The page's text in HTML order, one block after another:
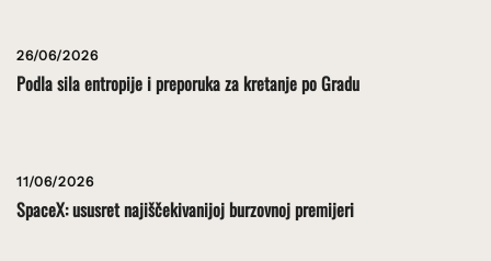
26/06/2026
Podla sila entropije i preporuka za kretanje po Gradu
11/06/2026
SpaceX: ususret najiščekivanijoj burzovnoj premijeri